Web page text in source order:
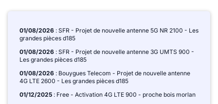
01/08/2026 : SFR - Projet de nouvelle antenne 5G NR 2100 - Les
grandes pièces d185
01/08/2026 : SFR - Projet de nouvelle antenne 3G UMTS 900 -
Les grandes pièces d185
01/08/2026 : Bouygues Telecom - Projet de nouvelle antenne
4G LTE 2600 - Les grandes pièces d185
01/12/2025 : Free - Activation 4G LTE 900 - proche bois morlan